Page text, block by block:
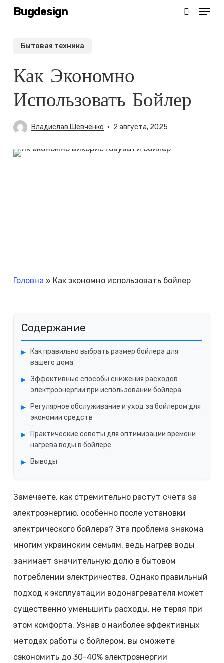
SkipBugdesign Menu
Бытовая техника
Как Экономно
Использовать Бойлер
Владислав Шевченко 2 августа, 2025
Головна » Как экономно использовать бойлер
Содержание
Как правильно выбрать размер бойлера для
вашего дома
Эффективные способы снижения расходов
электроэнергии при использовании бойлера
Регулярное обслуживание и уход за бойлером для
экономии средств
Практические советы для оптимизации времени
нагрева воды в бойлере
Выводы
Замечаете, как стремительно растут счета за
электроэнергию, особенно после установки
электрического бойлера? Эта проблема знакома
многим украинским семьям, ведь нагрев воды
занимает значительную долю в бытовом
потреблении электричества. Однако правильный
подход к эксплуатации водонагревателя может
существенно уменьшить расходы, не теряя при
этом комфорта. Узнав о наиболее эффективных
методах работы с бойлером, вы сможете
сэкономить до 30-40% электроэнергии